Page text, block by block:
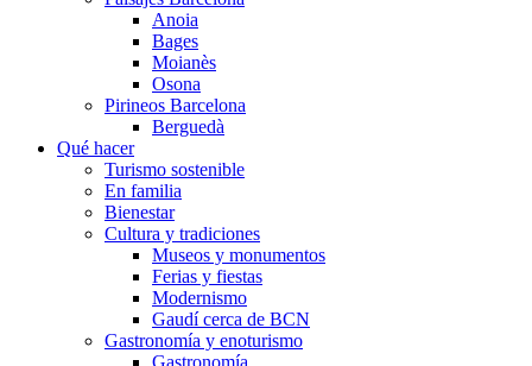
Anoia
Bages
Moianès
Osona
Pirineos Barcelona
Berguedà
Qué hacer
Turismo sostenible
En familia
Bienestar
Cultura y tradiciones
Museos y monumentos
Ferias y fiestas
Modernismo
Gaudí cerca de BCN
Gastronomía y enoturismo
Gastronomía